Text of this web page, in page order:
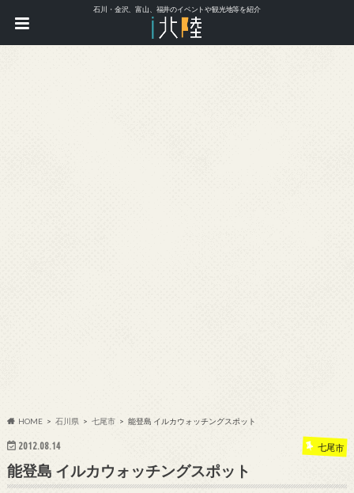
石川・金沢、富山、福井のイベントや観光地等を紹介
HOME 石川県 七尾市 能登島 イルカウォッチングスポット
2012.08.14 七尾市
能登島 イルカウォッチングスポット